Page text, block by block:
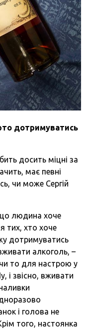
дотримуватись
досить міцні за
має певні
чи може Сергій
людина хоче
тих, хто хоче
дотримуватись
алкоголь, –
то для настрою у
і звісно, вживати
і голова не
того, настоянка